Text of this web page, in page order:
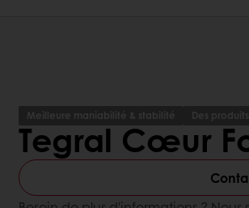
Meilleure maniabilité & stabilité Des
Tegral Cœur